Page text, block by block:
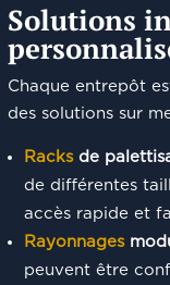
Solutions
Chaque entrepôt
des solutions sur
Racksde
de différentes
accès rapide et
Rayonnages
peuvent être